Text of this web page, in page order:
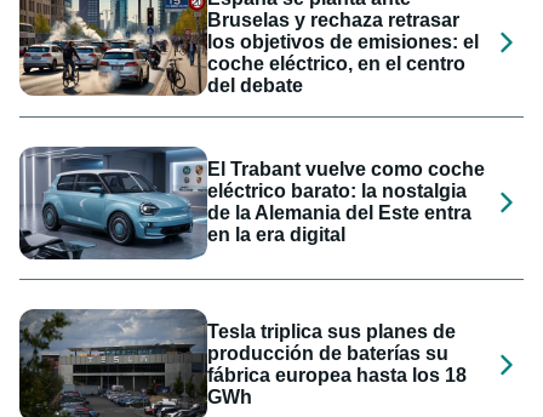
Bruselas y rechaza retrasar
los objetivos de emisiones: el
coche eléctrico, en el centro
del debate
El Trabant vuelve como coche
eléctrico barato: la nostalgia
de la Alemania del Este entra
en la era digital
Tesla triplica sus planes de
producción de baterías su
fábrica europea hasta los 18
GWh